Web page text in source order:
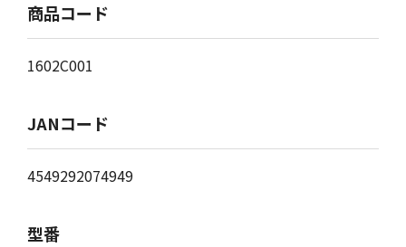
商品コード
1602C001
JANコード
4549292074949
型番